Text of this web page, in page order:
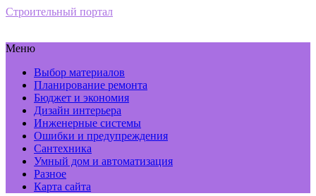
Строительный портал
Меню
Выбор материалов
Планирование ремонта
Бюджет и экономия
Дизайн интерьера
Инженерные системы
Ошибки и предупреждения
Сантехника
Умный дом и автоматизация
Разное
Карта сайта